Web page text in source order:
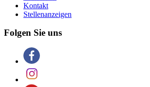
Kontakt
Stellenanzeigen
Folgen Sie uns